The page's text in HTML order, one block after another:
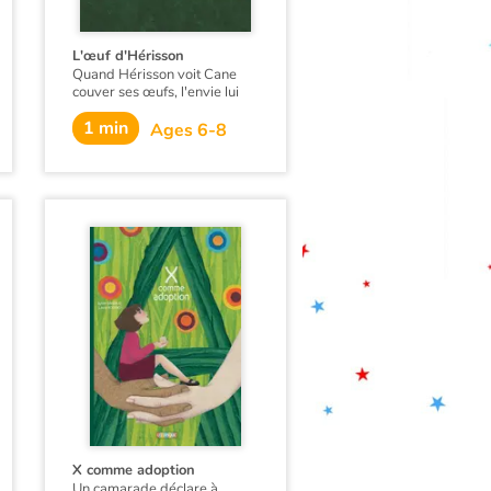
L'œuf d'Hérisson
Quand Hérisson voit Cane
couver ses œufs, l'envie lui
vient de couver à son tour
pour avoir un petit. Hérisson
est raillé par ses pairs…
1 min Ages 6-8
X comme adoption